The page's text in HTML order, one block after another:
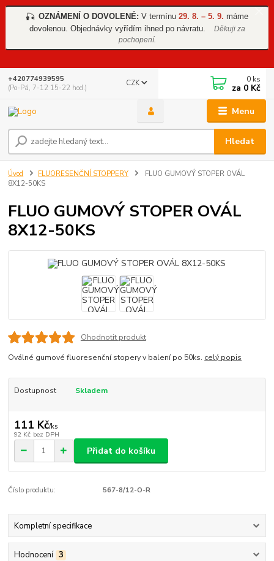
🎣 OZNÁMENÍ O DOVOLENÉ: V termínu 29. 8. – 5. 9. máme
dovolenou. Objednávky vyřídím ihned po návratu.
Děkuji za
pochopení.
Menu
CZK
Hledat
+420774939595
(Po-Pá, 7-12 15-22 hod.)
0 ks
za 0 Kč
Úvod FLUORESENČNÍ STOPPERY
FLUO GUMOVÝ STOPER OVÁL
8X12-50KS
FLUO GUMOVÝ STOPER OVÁL
8X12-50KS
Ohodnotit produkt
Oválné gumové fluoresenční stopery v balení po 50ks. celý popis
Dostupnost Skladem
111 Kč/ks
92 Kč bez DPH
Přidat do košíku
Číslo produktu: 567-8/12-O-R
Kompletní specifikace
Hodnocení 3